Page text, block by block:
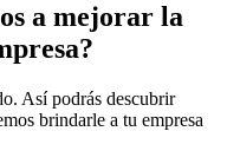
a mejorar la
Así podrás descubrir
brindarle a tu empresa